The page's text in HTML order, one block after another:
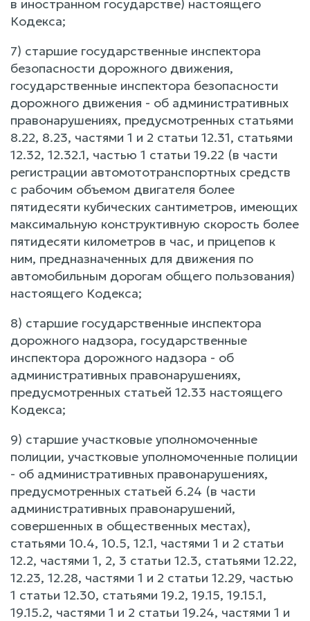
в иностранном государстве) настоящего
Кодекса;
7) старшие государственные инспектора
безопасности дорожного движения,
государственные инспектора безопасности
дорожного движения - об административных
правонарушениях, предусмотренных статьями
8.22, 8.23, частями 1 и 2 статьи 12.31, статьями
12.32, 12.32.1, частью 1 статьи 19.22 (в части
регистрации автомототранспортных средств
с рабочим объемом двигателя более
пятидесяти кубических сантиметров, имеющих
максимальную конструктивную скорость более
пятидесяти километров в час, и прицепов к
ним, предназначенных для движения по
автомобильным дорогам общего пользования)
настоящего Кодекса;
8) старшие государственные инспектора
дорожного надзора, государственные
инспектора дорожного надзора - об
административных правонарушениях,
предусмотренных статьей 12.33 настоящего
Кодекса;
9) старшие участковые уполномоченные
полиции, участковые уполномоченные полиции
- об административных правонарушениях,
предусмотренных статьей 6.24 (в части
административных правонарушений,
совершенных в общественных местах),
статьями 10.4, 10.5, 12.1, частями 1 и 2 статьи
12.2, частями 1, 2, 3 статьи 12.3, статьями 12.22,
12.23, 12.28, частями 1 и 2 статьи 12.29, частью
1 статьи 12.30, статьями 19.2, 19.15, 19.15.1,
19.15.2, частями 1 и 2 статьи 19.24, частями 1 и